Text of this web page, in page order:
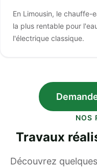
En Limousin, le chauffe-
la plus rentable pour
l'électrique classique.
NOS
Travaux
Découvrez